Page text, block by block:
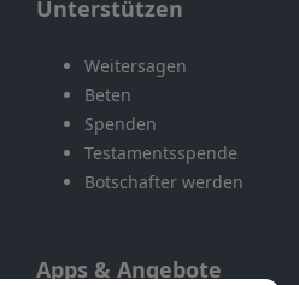
Unterstützen
Weitersagen
Beten
Spenden
Testamentsspende
Botschafter werden
Apps & Angebote